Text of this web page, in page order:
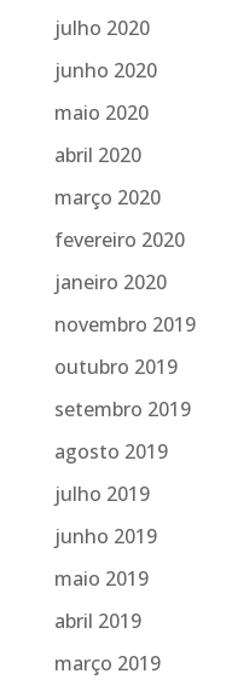
julho 2020
junho 2020
maio 2020
abril 2020
março 2020
fevereiro 2020
janeiro 2020
novembro 2019
outubro 2019
setembro 2019
agosto 2019
julho 2019
junho 2019
maio 2019
abril 2019
março 2019